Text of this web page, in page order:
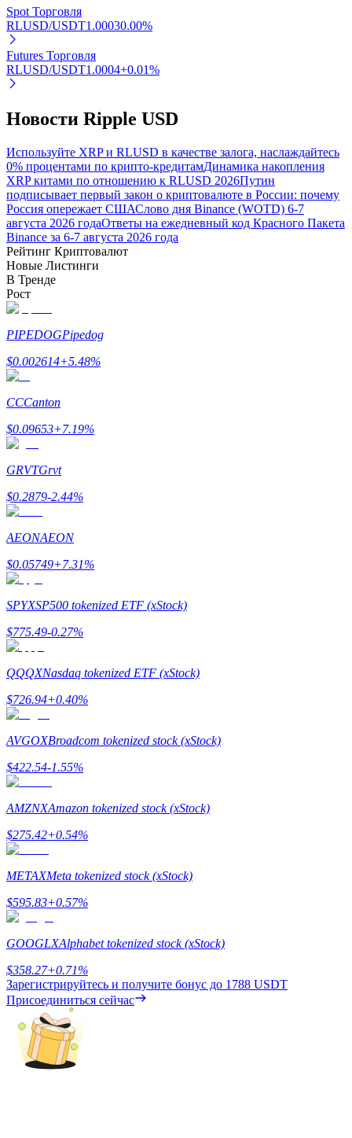
Больше событий
Выигрывайте призы и эксклюзивные награды
Логин
ЛогинЗарегистрироваться
Spot Торговля
RLUSD/USDT1.00030.00%
Futures Торговля
RLUSD/USDT1.0004+0.01%
Новости Ripple USD
Используйте XRP и RLUSD в качестве залога, наслаждайтесь
0% процентами по крипто-кредитамДинамика накопления
XRP китами по отношению к RLUSD 2026Путин
подписывает первый закон о криптовалюте в России: почему
Россия опережает СШАСлово дня Binance (WOTD) 6-7
августа 2026 годаОтветы на ежедневный код Красного Пакета
Binance за 6-7 августа 2026 года
Рейтинг Криптовалют
Новые Листинги
В Тренде
Рост
PIPEDOGPipedog
$0.002614+5.48%
CCCanton
$0.09653+7.19%
GRVTGrvt
$0.2879-2.44%
AEONAEON
$0.05749+7.31%
SPYXSP500 tokenized ETF (xStock)
$775.49-0.27%
QQQXNasdaq tokenized ETF (xStock)
$726.94+0.40%
AVGOXBroadcom tokenized stock (xStock)
$422.54-1.55%
AMZNXAmazon tokenized stock (xStock)
$275.42+0.54%
METAXMeta tokenized stock (xStock)
$595.83+0.57%
GOOGLXAlphabet tokenized stock (xStock)
$358.27+0.71%
Зарегистрируйтесь и получите бонус до 1788 USDT
Присоединиться сейчас